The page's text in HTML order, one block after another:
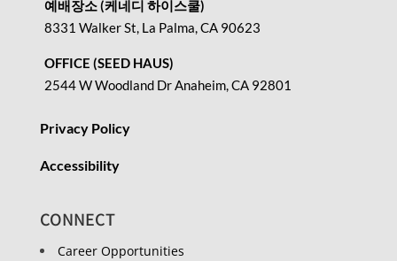
예배장소 (케네디 하이스쿨)
8331 Walker St, La Palma, CA 90623
OFFICE (SEED HAUS)
2544 W Woodland Dr Anaheim, CA 92801
Privacy Policy
Accessibility
CONNECT
Career Opportunities